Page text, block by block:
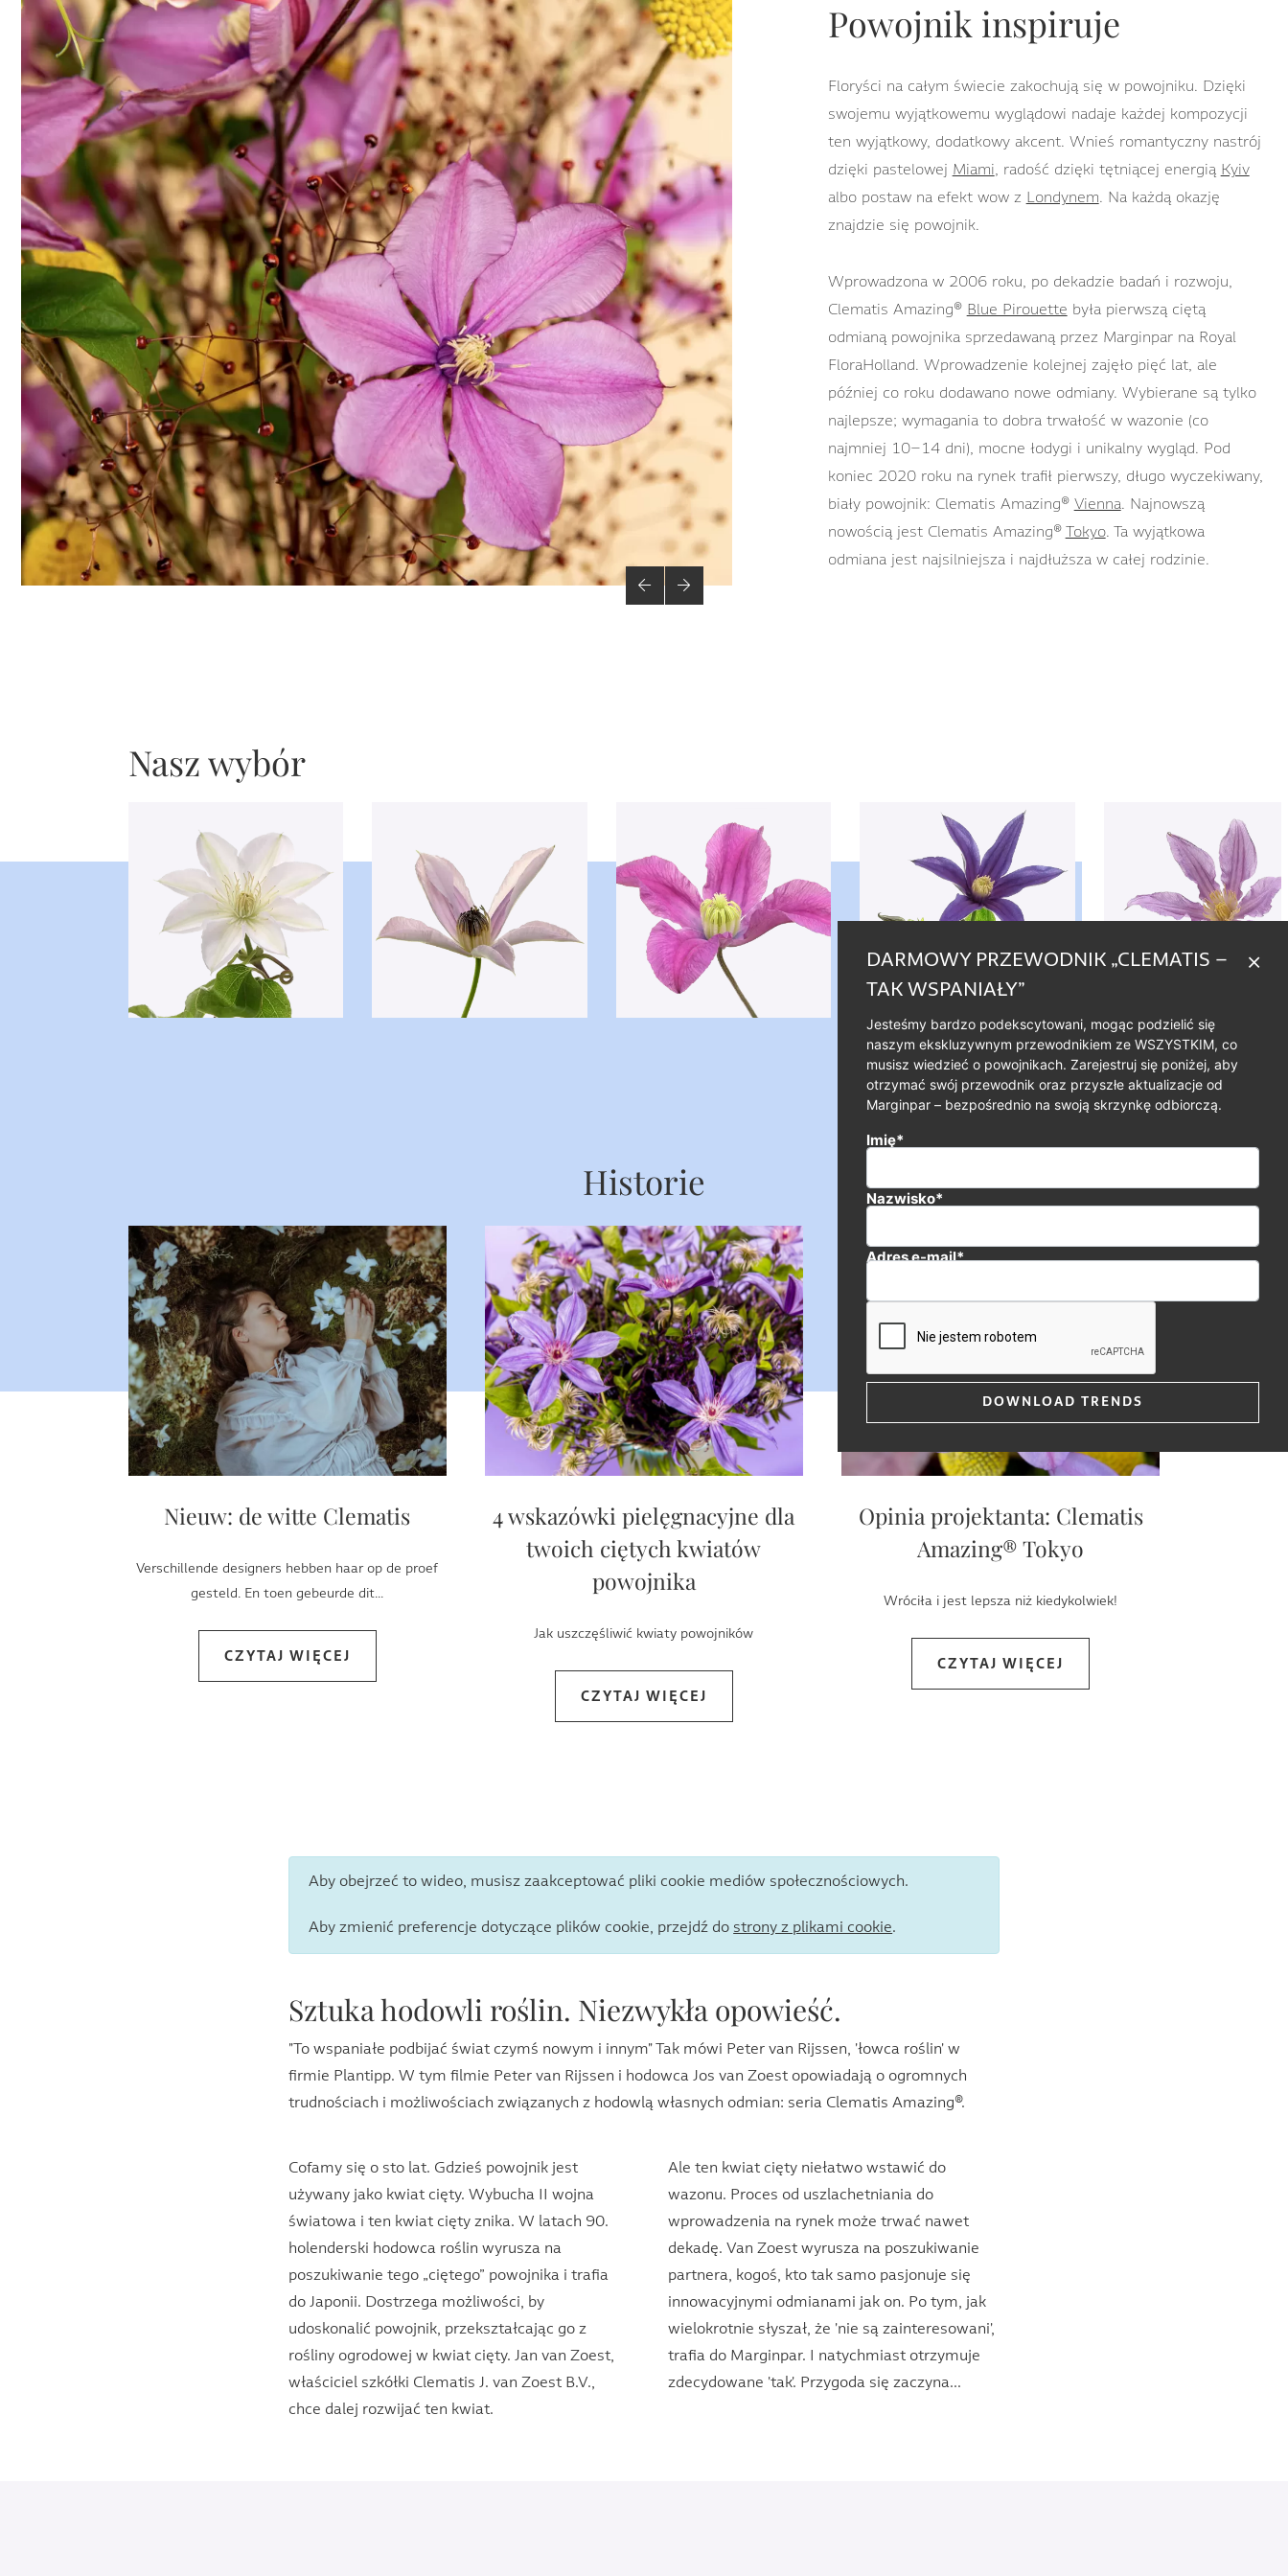
Powojnik inspiruje
Floryści na całym świecie zakochują się w powojniku. Dzięki
swojemu wyjątkowemu wyglądowi nadaje każdej kompozycji
ten wyjątkowy, dodatkowy akcent. Wnieś romantyczny nastrój
dzięki pastelowej Miami, radość dzięki tętniącej energią Kyiv
albo postaw na efekt wow z Londynem. Na każdą okazję
znajdzie się powojnik.
Wprowadzona w 2006 roku, po dekadzie badań i rozwoju,
Clematis Amazing® Blue Pirouette była pierwszą ciętą
odmianą powojnika sprzedawaną przez Marginpar na Royal
FloraHolland. Wprowadzenie kolejnej zajęło pięć lat, ale
później co roku dodawano nowe odmiany. Wybierane są tylko
najlepsze; wymagania to dobra trwałość w wazonie (co
najmniej 10–14 dni), mocne łodygi i unikalny wygląd. Pod
koniec 2020 roku na rynek trafił pierwszy, długo wyczekiwany,
biały powojnik: Clematis Amazing® Vienna. Najnowszą
nowością jest Clematis Amazing® Tokyo. Ta wyjątkowa
odmiana jest najsilniejsza i najdłuższa w całej rodzinie.
Nasz wybór
Historie
Nieuw: de witte Clematis
Verschillende designers hebben haar op de proef
gesteld. En toen gebeurde dit...
CZYTAJ WIĘCEJ
4 wskazówki pielęgnacyjne dla
twoich ciętych kwiatów
powojnika
Jak uszczęśliwić kwiaty powojników
CZYTAJ WIĘCEJ
Opinia projektanta: Clematis
Amazing® Tokyo
Wróciła i jest lepsza niż kiedykolwiek!
CZYTAJ WIĘCEJ
Aby obejrzeć to wideo, musisz zaakceptować pliki cookie mediów społecznościowych.
Aby zmienić preferencje dotyczące plików cookie, przejdź do strony z plikami cookie.
Sztuka hodowli roślin. Niezwykła opowieść.
"To wspaniałe podbijać świat czymś nowym i innym" Tak mówi Peter van Rijssen, 'łowca roślin' w
firmie Plantipp. W tym filmie Peter van Rijssen i hodowca Jos van Zoest opowiadają o ogromnych
trudnościach i możliwościach związanych z hodowlą własnych odmian: seria Clematis Amazing®.
Cofamy się o sto lat. Gdzieś powojnik jest
używany jako kwiat cięty. Wybucha II wojna
światowa i ten kwiat cięty znika. W latach 90.
holenderski hodowca roślin wyrusza na
poszukiwanie tego „ciętego” powojnika i trafia
do Japonii. Dostrzega możliwości, by
udoskonalić powojnik, przekształcając go z
rośliny ogrodowej w kwiat cięty. Jan van Zoest,
właściciel szkółki Clematis J. van Zoest B.V.,
chce dalej rozwijać ten kwiat.
Ale ten kwiat cięty niełatwo wstawić do
wazonu. Proces od uszlachetniania do
wprowadzenia na rynek może trwać nawet
dekadę. Van Zoest wyrusza na poszukiwanie
partnera, kogoś, kto tak samo pasjonuje się
innowacyjnymi odmianami jak on. Po tym, jak
wielokrotnie słyszał, że 'nie są zainteresowani',
trafia do Marginpar. I natychmiast otrzymuje
zdecydowane 'tak'. Przygoda się zaczyna...
DARMOWY PRZEWODNIK „CLEMATIS –
TAK WSPANIAŁY”
Jesteśmy bardzo podekscytowani, mogąc podzielić się
naszym ekskluzywnym przewodnikiem ze WSZYSTKIM, co
musisz wiedzieć o powojnikach. Zarejestruj się poniżej, aby
otrzymać swój przewodnik oraz przyszłe aktualizacje od
Marginpar – bezpośrednio na swoją skrzynkę odbiorczą.
Imię*
Nazwisko*
Adres e-mail*